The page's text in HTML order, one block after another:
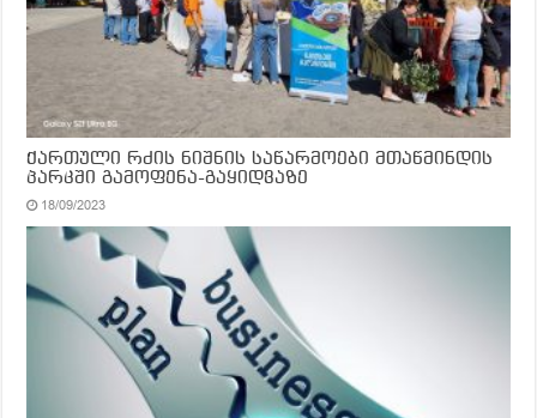
ქართული რძის ნიშნის საწარმოები მთაწმინდის
პარკში გამოფენა-გაყიდვაზე
18/09/2023